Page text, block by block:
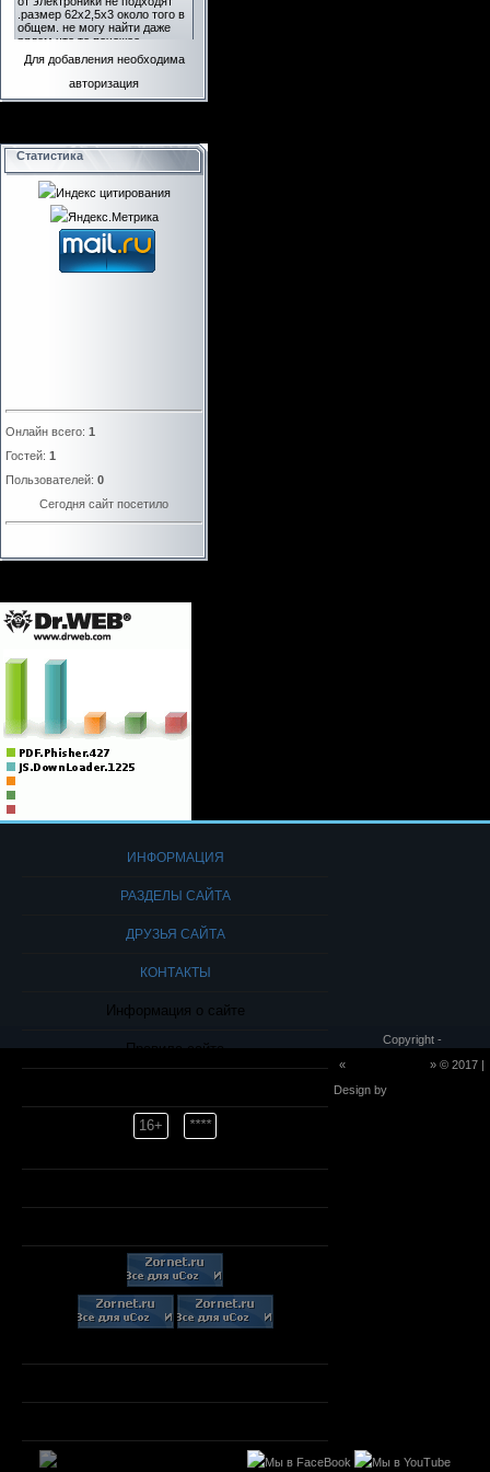
Для добавления необходима
авторизация
Статистика
Онлайн всего: 1
Гостей: 1
Пользователей: 0
Сегодня сайт посетило
ИНФОРМАЦИЯ
РАЗДЕЛЫ САЙТА
ДРУЗЬЯ САЙТА
КОНТАКТЫ
Информация о сайте
Правила сайта
16+
****
Copyright -
«
» © 2017 |
Design by